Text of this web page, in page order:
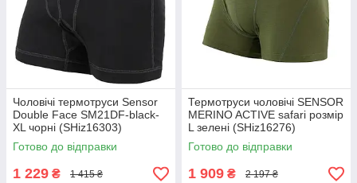
Чоловічі термотруси Sensor
Double Face SM21DF-black-
XL чорні (SHiz16303)
Готово до відправки
1 229 ₴ 1 415 ₴
Термотруси чоловічі SENSOR
MERINO ACTIVE safari розмір
L зелені (SHiz16276)
Готово до відправки
1 909 ₴ 2 197 ₴